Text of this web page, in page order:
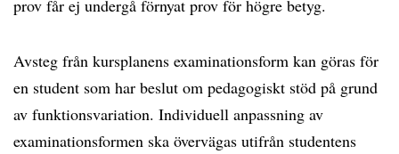
prov får ej undergå förnyat prov för högre betyg.
Avsteg från kursplanens examinationsform kan göras för
en student som har beslut om pedagogiskt stöd på grund
av funktionsvariation. Individuell anpassning av
examinationsformen ska övervägas utifrån studentens